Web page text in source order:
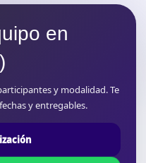
en
y modalidad. Te
y entregables.